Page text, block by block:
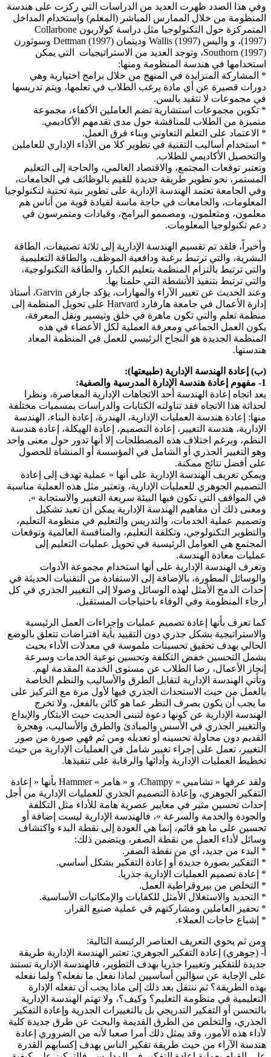
وفي هذا الصدد ظهرت العديد من الدراسات التي ركزت على هندسة
المنظومة من خلال الممارس المباشر (المعلم) واستخدام المداخل
المتمركزة حول التكنولوجيا مثل دراسة كولاربون Collarbone
(1997)، و واليس Wallis (1997) وديتمان Dettman (1997) وسوثورن
Southorn (1997)، وتوجد العديد من الاستراتيجيات التي يمكن
استخدامها في هندسة المنظومة ومنها:
* المشاركة المتزايدة في المنهج من خلال برامج اختيارية وهي
دورات قصيرة عن أي مادة يرغب الطلاب في تعلمها، ويتم تدريسها
في مجموعات لا تتقيد بالسن.
* تكوين مجموعات استشارية تضم العاملين الأكفاء، مجموعة
متميزة من الطلاب للمناقشة حول مدى تقدمهم الأكاديمي.
* الاعتماد على التعلم التعاوني وبناء فرق العمل.
* استخدام أساليب التقنية في تطوير كلا من الأداء الإداري للعاملين
والتحصيل الأكاديمي للطلاب.
وتعتبر توقعات المجتمع، والاقتصاد العالمي، والحاجة إلى التعليم
المستمر، نحو تطوير طريقة جديدة للقيم بالوظائف في الجامعات،
وفي الجامعة تعتمد الهندسة الإدارية على تطوير بنية تحتية لتكنولوجيا
المعلومات، والجامعات في حاجة ماسة لقيادة قوية من أناس هم
معلمون، ومتعلمون، ومصممو البرامج، وقيادات ومتمرسون في
دعم تكنولوجيا المعلومات.
وأخيراً، فلقد تم تقسيم الهندسة الإدارية إلى ثلاثة تصنيفات، الطاقة
البشرية، والتي ترتبط برغبة ودافعية الموظف، والطاقة التعليمية
والتي ترتبط بالتزام المنظمة بتعليم الكبار، والطاقة التكنولوجية،
والتي ترتبط بتنفيذ الأنشطة التي حلمنا بها.
وعند الحديث عن تغيير الآراء والمهارات، يؤكد جارفن Garvin، أستاذ
إدارة الأعمال في جامعة هارفارد Harvard على تحويل المنظمة إلى
منظمة تعلم والتي تكون ماهرة في خلق وتيسير ونقل المعرفة،
يكون العمل الجماعي ومعرفة العملية لكل الأعضاء في هذه
المنظمة الجديدة هو النجاح الرئيسي للعمل في المنظمة المعاد
هندستها.
(ب) إعادة الهندسة الإدارية (طبيعتها):
1- مفهوم إعادة هندسة الإدارة المدرسية والصفية:
يعد اتجاه إعادة الهندسة أحد الاتجاهات الإدارية المعاصرة، ونظرا
لحداثة هذا الاتجاه فقد تناولته الكتابات والدراسات بمسميات مختلفة
منها: إعادة هندسة العمليات الإدارية، الهندرة، إعادة البناء، الهندسة
الإدارية، هندسة التغيير، إعادة التصميم، إعادة الهيكلة، إعادة هندسة
النظم، وبرغم اختلاف هذه المصطلحات إلا أنها تدور حول معنى واحد
وهو التغيير الجذري أو الشامل في المؤسسة أو المنشأة للحصول
على أفضل نتائج ممكنة.
ويمكن تعريف الهندسة الإدارية على أنها « عملية تهدف إلى إعادة
التصميم الجوهري للعمليات الإدارية، وتعتبر مثل هذه العملية مناسبة
في المواقف التي تكون فيها البيئة سريعة التغيير والاستجابة ».
ومعنى ذلك أن مفاهيم الهندسة الإدارية يمكن أن تعيد تشكيل
وتصميم عملية الخدمات، والتدريس والتعليم في منظومة التعليم،
والتطوير التكنولوجي، وتكلفة التعليم، والمنافسة العالمية وتوقعات
المجتمع هي العوامل الرئيسية في تحويل عمليات التعليم إلى
عمليات معادة الهندسة.
وتعرف الهندسة الإدارية على أنها استخدام مجموعة الأدوات
والوسائل المطورة، بالإضافة إلى الاستفادة من التقنيات الحديثة في
إحداث الدمج الأمثل لهذه الوسائل وصولا إلى التغيير الجذري في كل
أرجاء المنظومة وفي الوفاء باحتياجات المستقبل.
كما تعرف بأنها إعادة تصميم عمليات وإجراءات العمل الرئيسية
والاستراتيجية بشكل جذري دون التقييد بأية افتراضات تتعلق بالوضع
الحالي بهدف تحقيق تحسينات ملموسة في معدلات الأداء بحيث
يشمل التحسين خفض التكلفة وتحسين نوعية الخدمات وسرعة
إنجاز الأعمال، رضا الطلاب عن مستوى الخدمة المقدمة لهم.
وتأتي الهندسة الإدارية لتقابل الطرق والأساليب والنظم الخاصة
بالعمل من حيث الاستحداث الجذري فيها لأول مرة مع التركيز على
ما يجب أن يكون بصرف النظر عما هو كائن بالفعل، ولا تخرج
الهندسة الإدارية عن كونها دعوة لتبنى الحديث حيث الابتكار والإبداع
والتغيير الجذري في الأسس والمبادئ والطرق والأساليب، وهجرة
القديم دون محاولة تحسينه أو تعديله ومن ثم فهي صورة من صور
التغيير، تعمل على إجراء تغيير شامل في العمليات الإدارية من حيث
تخطيط العمليات الإدارية وأدائها والرقابة على تنفيذها.
ولقد عرفها « تشامبي » Champy، و « هامر » Hammer بأنها « إعادة
التفكير الجوهري، وإعادة التصميم الجذري للعمليات الإدارية من أجل
إحداث تحسين مثير في معايير عصرية هامة للأداء مثل التكلفة
والجودة والخدمة والسرعة »، فالهندسة الإدارية ليست إضافة أو
تحسين على ما هو قائم، إنما هي العودة إلى نقطة البدء واكتشاف
وسائل لأداء العمل من نقطة الصفر، ويتضمن ذلك:
* البدء من جديد، أي من نقطة الصفر.
* التفكير بصورة جديدة أو إعادة التفكير بشكل أساسي.
* إعادة تصميم العمليات الإدارية جذريا.
* التخلص من بيروقراطية العمل.
* التحديد والاستغلال الأمثل للكفايات والإمكانيات الأساسية.
* تحفيز العاملين ومشاركتهم في عملية صنيع القرار.
* إشباع حاجات العملاء.
ومن ثم يحوي التعريف العناصر الرئيسة التالية:
أ- (جوهري) إعادة التفكير الجوهري: تعتبر الهندسة الإدارية طريقة
جديدة للتفكير وتغييرا جذريا بهدف التطوير، فالهندسة الإدارية تستند
على الإجابة عن سؤالين أساسيين لماذا نفعل ما نفعله؟ ولما نفعله
بهذه الطريقة؟ ثم ننتقل بعد ذلك إلى ماذا يجب أن تفعله الإدارة
التعليمية في منظومة التعليم؟ وكيف؟، ولا تهتم الهندسة الإدارية
بالتحسن أو التفكير التدريجي بل بالتغييرات الجذرية وإعادة التفكير
الجذري، والتخلص من الطرق القديمة والبحث عن طرق جديدة كلية
لأداء هذه الأمور، وقد يمثل ذلك أمرا صعبا لأنه من الضروري إعادة
هندسة الآراء من حيث طريقة تفكير الناس بهدف إكسابهم القدرة